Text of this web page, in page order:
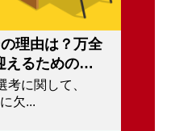
理由は？万全
えるためのバ
考に関して、
欠...